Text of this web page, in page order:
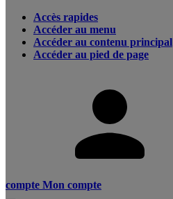
Accès rapides
Accéder au menu
Accéder au contenu principal
Accéder au pied de page
compte Mon compte